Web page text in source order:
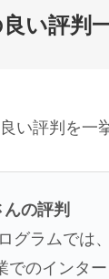
い評判
い評判を一
の評判
グラムでは
でのインタ